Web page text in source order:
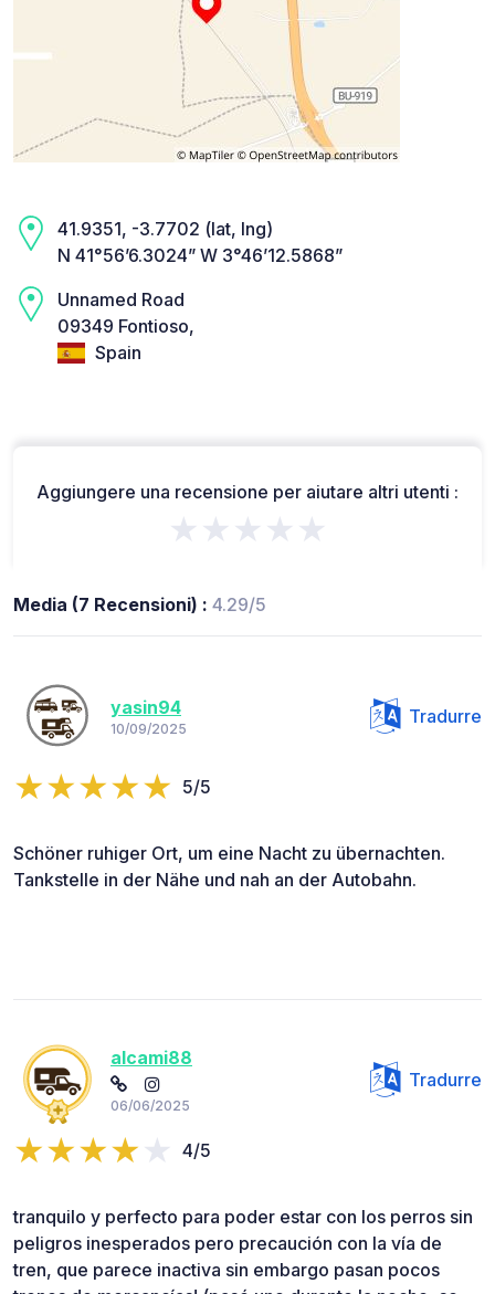
41.9351, -3.7702 (lat, lng)
N 41°56’6.3024” W 3°46’12.5868”
Unnamed Road
09349 Fontioso,
Spain
Aggiungere una recensione per aiutare altri utenti :
★★★★★
Media (7 Recensioni) : 4.29/5
yasin94
10/09/2025
Tradurre
5/5
Schöner ruhiger Ort, um eine Nacht zu übernachten.
Tankstelle in der Nähe und nah an der Autobahn.
alcami88
06/06/2025
Tradurre
4/5
tranquilo y perfecto para poder estar con los perros sin
peligros inesperados pero precaución con la vía de
tren, que parece inactiva sin embargo pasan pocos